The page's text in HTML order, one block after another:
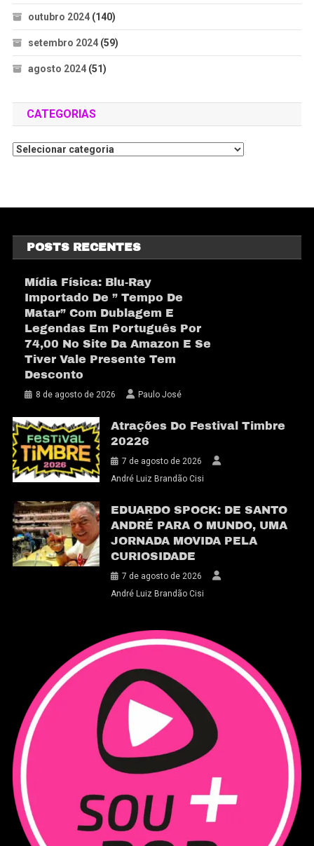
outubro 2024(140)
setembro 2024(59)
agosto 2024(51)
CATEGORIAS
POSTS RECENTES
Mídia Física: Blu-Ray
Importado De ” Tempo De
Matar” Com Dublagem E
Legendas Em Português Por
74,00 No Site Da Amazon E Se
Tiver Vale Presente Tem
Desconto
8 de agosto de 2026 Paulo José
Atrações Do Festival Timbre
20226
7 de agosto de 2026
André Luiz Brandão Cisi
EDUARDO SPOCK: DE SANTO
ANDRÉ PARA O MUNDO, UMA
JORNADA MOVIDA PELA
CURIOSIDADE
7 de agosto de 2026
André Luiz Brandão Cisi